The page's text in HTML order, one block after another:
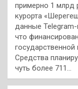
примерно 1 млрд
курорта
данные
что
государственной
Средства
чуть более 711…